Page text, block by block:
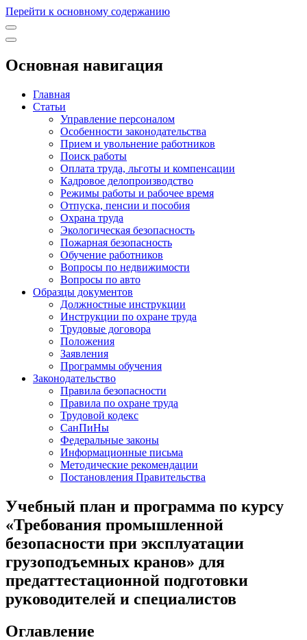
Перейти к основному содержанию
Основная навигация
Главная
Статьи
Управление персоналом
Особенности законодательства
Прием и увольнение работников
Поиск работы
Оплата труда, льготы и компенсации
Кадровое делопроизводство
Режимы работы и рабочее время
Отпуска, пенсии и пособия
Охрана труда
Экологическая безопасность
Пожарная безопасность
Обучение работников
Вопросы по недвижимости
Вопросы по авто
Образцы документов
Должностные инструкции
Инструкции по охране труда
Трудовые договора
Положения
Заявления
Программы обучения
Законодательство
Правила безопасности
Правила по охране труда
Трудовой кодекс
СанПиНы
Федеральные законы
Информационные письма
Методические рекомендации
Постановления Правительства
Учебный план и программа по курсу
«Требования промышленной
безопасности при эксплуатации
грузоподъемных кранов» для
предаттестационной подготовки
руководителей и специалистов
Оглавление